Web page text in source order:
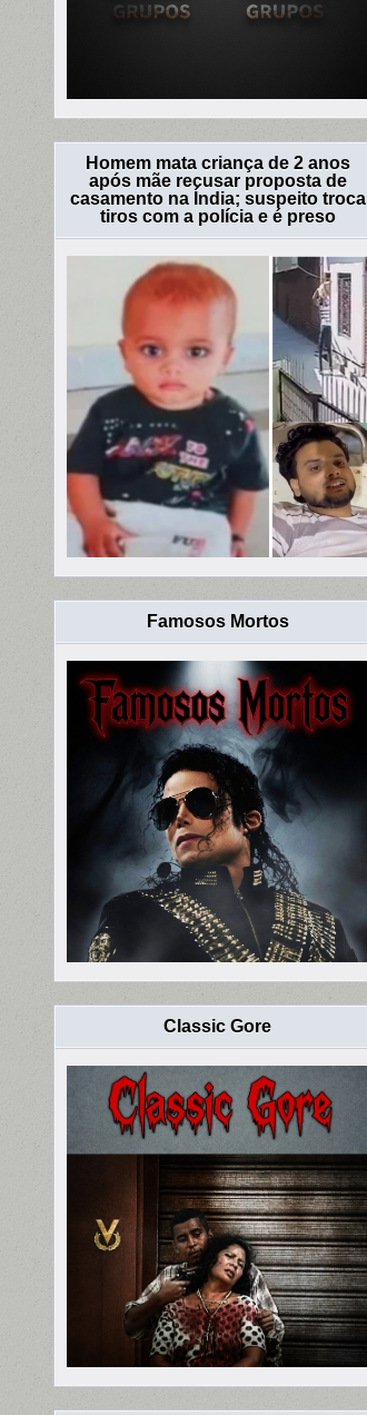
Homem mata criança de 2 anos
após mãe recusar proposta de
casamento na Índia; suspeito troca
tiros com a polícia e é preso
Famosos Mortos
Classic Gore